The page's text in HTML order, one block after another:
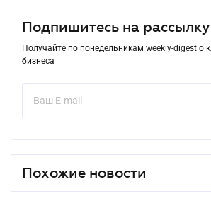
Подпишитесь на рассылку
Получайте по понедельникам weekly-digest о
бизнеса
Похожие новости